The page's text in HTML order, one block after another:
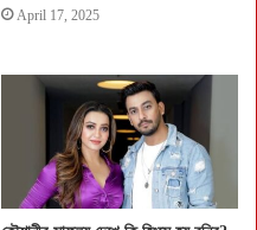
April 17, 2025